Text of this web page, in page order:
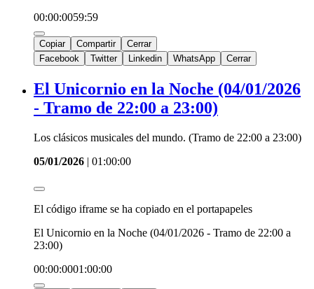
00:00:0059:59
Copiar Compartir
Cerrar
Facebook
Twitter Linkedin WhatsApp Cerrar
El Unicornio en la Noche (04/01/2026
- Tramo de 22:00 a 23:00)
Los clásicos musicales del mundo. (Tramo de 22:00 a 23:00)
05/01/2026 | 01:00:00
El código iframe se ha copiado en el portapapeles
El Unicornio en la Noche (04/01/2026 - Tramo de 22:00 a
23:00)
00:00:0001:00:00